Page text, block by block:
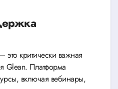
критически важная
Glean. Платформа
включая вебинары,